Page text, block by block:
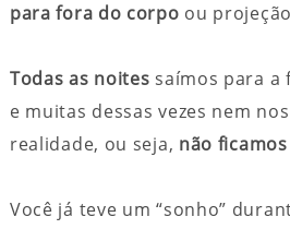
para fora do corpo ou
Todas as noites saímos para a
e muitas dessas vezes nem
realidade, ou seja, não
Você já teve um “sonho”